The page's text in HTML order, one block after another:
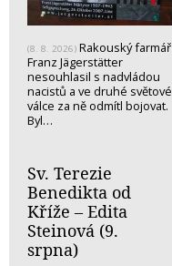
(8. 8. 2026) Rakouský farmář
Franz Jägerstätter
nesouhlasil s nadvládou
nacistů a ve druhé světové
válce za ně odmítl bojovat.
Byl…
Sv. Terezie
Benedikta od
Kříže – Edita
Steinová (9.
srpna)